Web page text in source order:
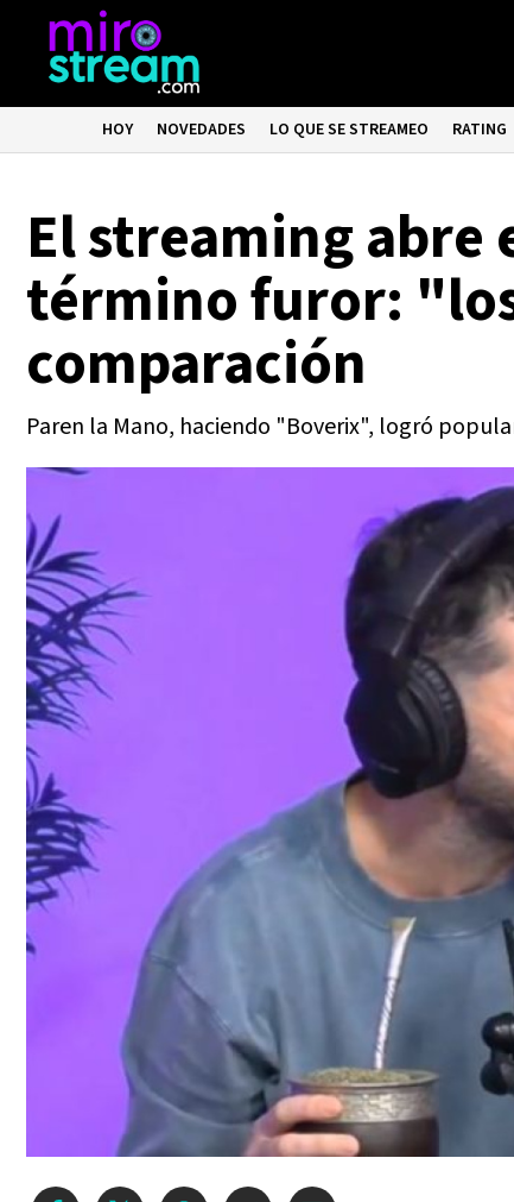
HOY NOVEDADES LO QUE SE STREAMEO RATING
El streaming
término furor:
comparación
Paren la Mano, haciendo "Boverix", logró